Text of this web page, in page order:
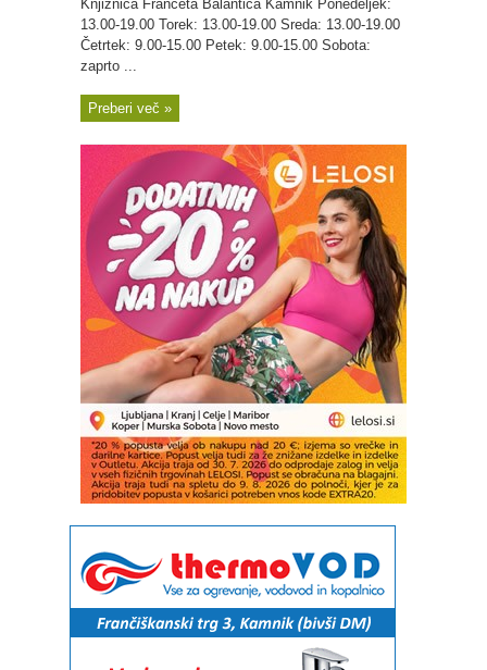
Knjižnica Franceta Balantiča Kamnik Ponedeljek:
13.00-19.00 Torek: 13.00-19.00 Sreda: 13.00-19.00
Četrtek: 9.00-15.00 Petek: 9.00-15.00 Sobota:
zaprto ...
Preberi več »